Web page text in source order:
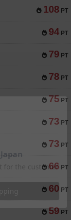
108 PT
94 PT
79 PT
78 PT
75 PT
73 PT
73 PT
66 PT
60 PT
59 PT